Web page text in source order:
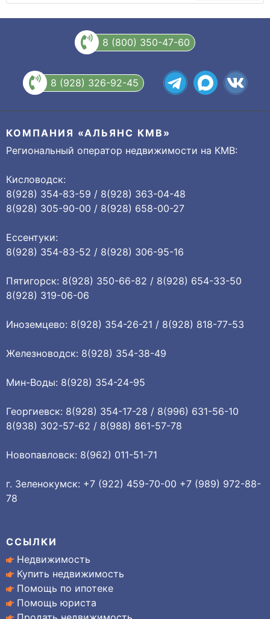
8 (800) 350-47-60
8 (928) 326-92-45
КОМПАНИЯ «АЛЬЯНС КМВ»
Региональный оператор недвижимости на КМВ:
Кисловодск:
8(928) 354-83-59 / 8(928) 363-04-48
8(928) 305-90-00 / 8(928) 658-00-27
Ессентуки:
8(928) 354-83-52 / 8(928) 306-95-16
Пятигорск: 8(928) 350-66-82 / 8(928) 654-33-50
8(928) 319-06-06
Иноземцево: 8(928) 354-26-21 / 8(928) 818-77-53
Железноводск: 8(928) 354-38-49
Мин-Воды: 8(928) 354-24-95
Георгиевск: 8(928) 354-17-28 / 8(996) 631-56-10
8(938) 302-57-62 / 8(988) 861-57-78
Новопавловск: 8(962) 011-51-71
г. Зеленокумск: +7 (922) 459-70-00 +7 (989) 972-88-
78
ССЫЛКИ
Недвижимость
Купить недвижимость
Помощь по ипотеке
Помощь юриста